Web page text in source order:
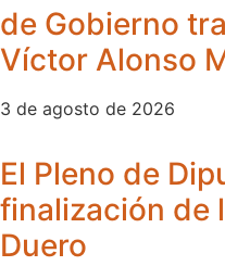
de Gobierno
Víctor Alonso
3 de agosto de 2026
El Pleno de
finalización de
Duero